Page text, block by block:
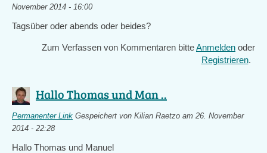
November 2014 - 16:00
Tagsüber oder abends oder beides?
Zum Verfassen von Kommentaren bitteAnmelden oder
Registrieren.
Hallo Thomas und Man ..
Permanenter Link Gespeichert von Kilian Raetzo am 26. November
2014 - 22:28
Hallo Thomas und Manuel